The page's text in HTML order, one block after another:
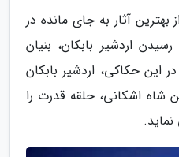
بهترین آثار به جای مانده در
اردشیر بابکان، بنیان
این حکاکی، اردشیر بابکان
شاه اشکانی، حلقه قدرت را